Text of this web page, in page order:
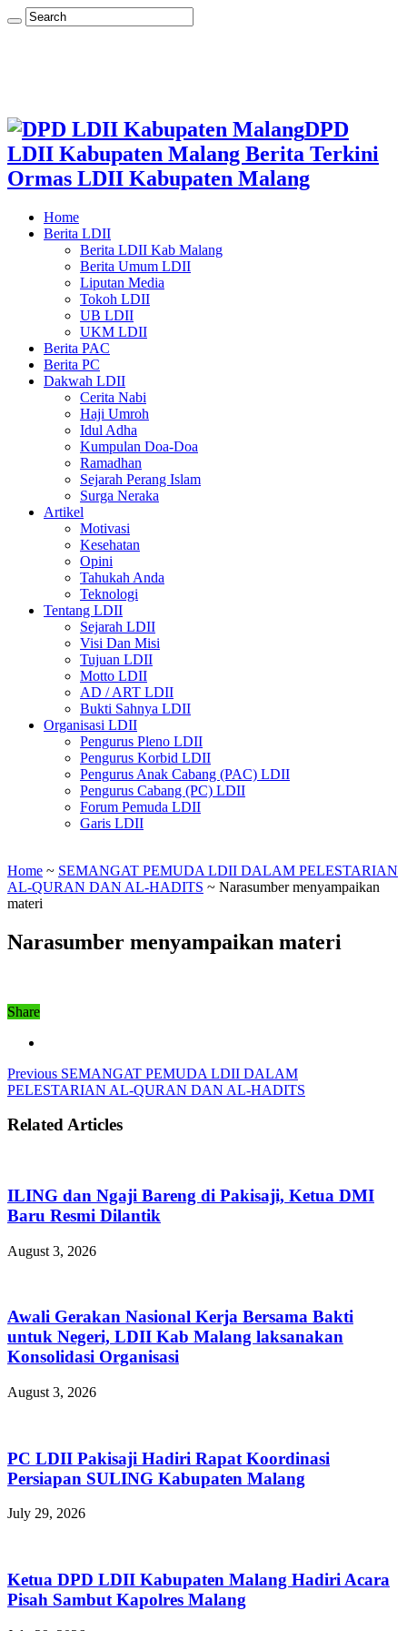
DPD
LDII Kabupaten Malang Berita Terkini
Ormas LDII Kabupaten Malang
Home
Berita LDII
Berita LDII Kab Malang
Berita Umum LDII
Liputan Media
Tokoh LDII
UB LDII
UKM LDII
Berita PAC
Berita PC
Dakwah LDII
Cerita Nabi
Haji Umroh
Idul Adha
Kumpulan Doa-Doa
Ramadhan
Sejarah Perang Islam
Surga Neraka
Artikel
Motivasi
Kesehatan
Opini
Tahukah Anda
Teknologi
Tentang LDII
Sejarah LDII
Visi Dan Misi
Tujuan LDII
Motto LDII
AD / ART LDII
Bukti Sahnya LDII
Organisasi LDII
Pengurus Pleno LDII
Pengurus Korbid LDII
Pengurus Anak Cabang (PAC) LDII
Pengurus Cabang (PC) LDII
Forum Pemuda LDII
Garis LDII
Home ~ SEMANGAT PEMUDA LDII DALAM PELESTARIAN
AL-QURAN DAN AL-HADITS ~ Narasumber menyampaikan
materi
Narasumber menyampaikan materi
Share
Previous SEMANGAT PEMUDA LDII DALAM
PELESTARIAN AL-QURAN DAN AL-HADITS
Related Articles
ILING dan Ngaji Bareng di Pakisaji, Ketua DMI
Baru Resmi Dilantik
August 3, 2026
Awali Gerakan Nasional Kerja Bersama Bakti
untuk Negeri, LDII Kab Malang laksanakan
Konsolidasi Organisasi
August 3, 2026
PC LDII Pakisaji Hadiri Rapat Koordinasi
Persiapan SULING Kabupaten Malang
July 29, 2026
Ketua DPD LDII Kabupaten Malang Hadiri Acara
Pisah Sambut Kapolres Malang